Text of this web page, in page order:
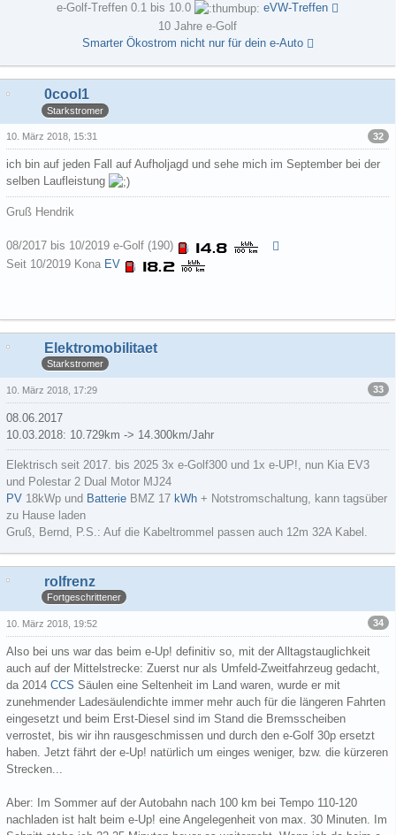
e-Golf-Treffen 0.1 bis 10.0
eVW-Treffen
10 Jahre e-Golf
Smarter Ökostrom nicht nur für dein e-Auto
0cool1
Starkstromer
32
10. März 2018, 15:31
ich bin auf jeden Fall auf Aufholjagd und sehe mich im September bei der
selben Laufleistung
Gruß Hendrik
08/2017 bis 10/2019 e-Golf (190)
Seit 10/2019 Kona EV
Elektromobilitaet
Starkstromer
33
10. März 2018, 17:29
08.06.2017
10.03.2018: 10.729km -> 14.300km/Jahr
Elektrisch seit 2017. bis 2025 3x e-Golf300 und 1x e-UP!, nun Kia EV3
und Polestar 2 Dual Motor MJ24
PV 18kWp und Batterie BMZ 17 kWh + Notstromschaltung, kann tagsüber
zu Hause laden
Gruß, Bernd, P.S.: Auf die Kabeltrommel passen auch 12m 32A Kabel.
rolfrenz
Fortgeschrittener
34
10. März 2018, 19:52
Also bei uns war das beim e-Up! definitiv so, mit der Alltagstauglichkeit
auch auf der Mittelstrecke: Zuerst nur als Umfeld-Zweitfahrzeug gedacht,
da 2014 CCS Säulen eine Seltenheit im Land waren, wurde er mit
zunehmender Ladesäulendichte immer mehr auch für die längeren Fahrten
eingesetzt und beim Erst-Diesel sind im Stand die Bremsscheiben
verrostet, bis wir ihn rausgeschmissen und durch den e-Golf 30p ersetzt
haben. Jetzt fährt der e-Up! natürlich um einges weniger, bzw. die kürzeren
Strecken...
Aber: Im Sommer auf der Autobahn nach 100 km bei Tempo 110-120
nachladen ist halt beim e-Up! eine Angelegenheit von max. 30 Minuten. Im